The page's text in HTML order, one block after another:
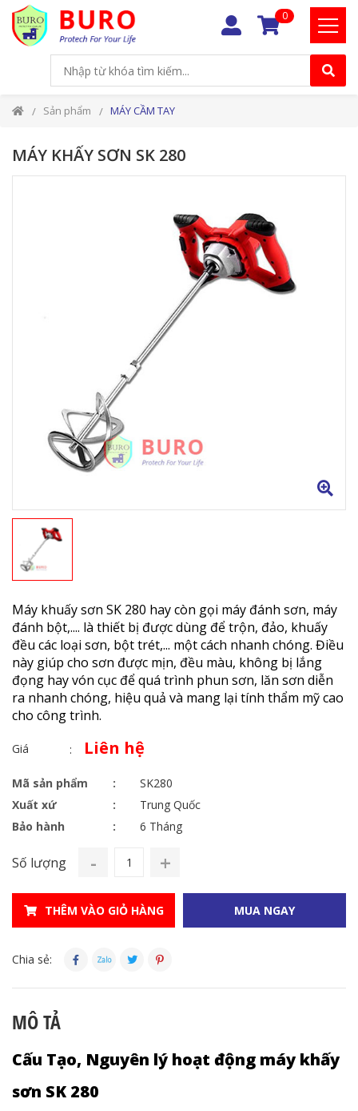
0
Sản phẩm MÁY CẦM TAY
MÁY KHẤY SƠN SK 280
Máy khuấy sơn SK 280 hay còn gọi máy đánh sơn, máy
đánh bột,.... là thiết bị được dùng để trộn, đảo, khuấy
đều các loại sơn, bột trét,... một cách nhanh chóng. Điều
này giúp cho sơn được mịn, đều màu, không bị lắng
đọng hay vón cục để quá trình phun sơn, lăn sơn diễn
ra nhanh chóng, hiệu quả và mang lại tính thẩm mỹ cao
cho công trình.
Giá Liên hệ
Mã sản phẩm
SK280
Xuất xứ
Trung Quốc
Bảo hành
6 Tháng
Số lượng - +
THÊM VÀO GIỎ HÀNG MUA NGAY
Chia sẻ:
MÔ TẢ
Cấu Tạo, Nguyên lý hoạt động máy khấy
sơn SK 280